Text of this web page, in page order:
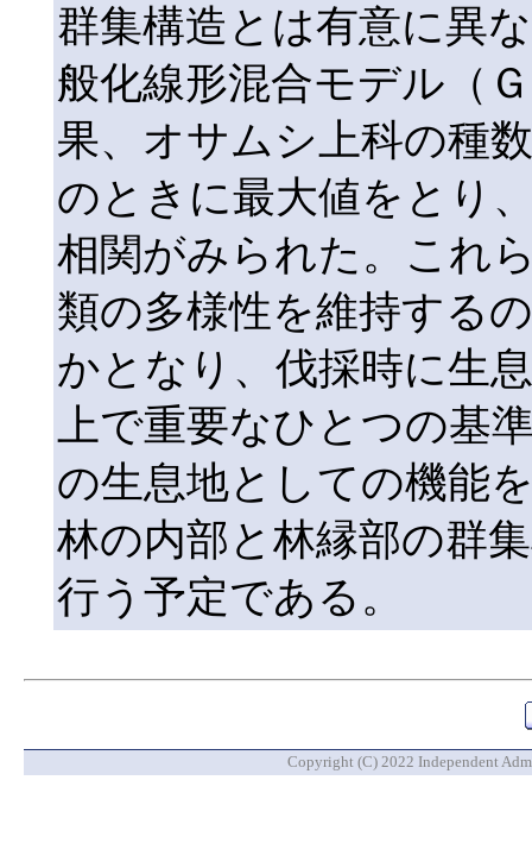
群集構造とは有意に異
般化線形混合モデル（
果、オサムシ上科の種
のときに最大値をとり
相関がみられた。これ
類の多様性を維持する
かとなり、伐採時に生
上で重要なひとつの基
の生息地としての機能
林の内部と林縁部の群
行う予定である。
Copyright (C) 2022 Independent